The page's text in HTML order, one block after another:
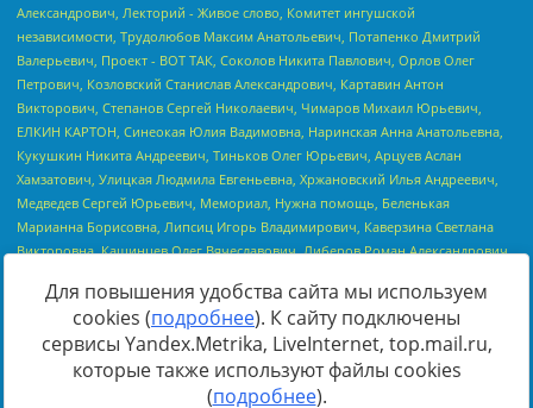
Источник:https://minjust.gov.ru/uploaded/files/reestr-
inostrannyih-agentov-22-03-2024.pdfданные на22.03.2024
Для повышения удобства сайта мы используем
cookies (подробнее). К сайту подключены
сервисы Yandex.Metrika, LiveInternet, top.mail.ru,
которые также используют файлы cookies
(подробнее).